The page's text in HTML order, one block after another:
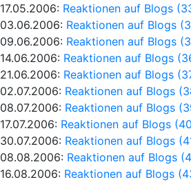
17.05.2006: Reaktionen auf Blogs
03.06.2006: Reaktionen auf Blogs
09.06.2006: Reaktionen auf Blogs
14.06.2006: Reaktionen auf Blogs
21.06.2006: Reaktionen auf Blogs
02.07.2006: Reaktionen auf Blogs
08.07.2006: Reaktionen auf Blogs
17.07.2006: Reaktionen auf Blogs
30.07.2006: Reaktionen auf Blogs
08.08.2006: Reaktionen auf Blogs
16.08.2006: Reaktionen auf Blogs